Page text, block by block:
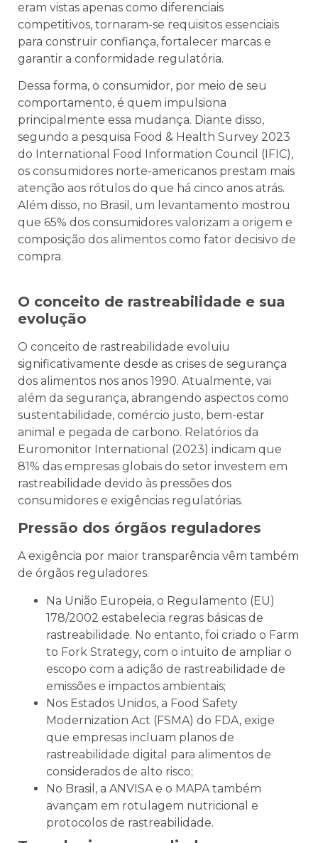
eram vistas apenas como diferenciais
competitivos, tornaram-se requisitos essenciais
para construir confiança, fortalecer marcas e
garantir a conformidade regulatória.
Dessa forma, o consumidor, por meio de seu
comportamento, é quem impulsiona
principalmente essa mudança. Diante disso,
segundo a pesquisa Food & Health Survey 2023
do International Food Information Council (IFIC),
os consumidores norte-americanos prestam mais
atenção aos rótulos do que há cinco anos atrás.
Além disso, no Brasil, um levantamento mostrou
que 65% dos consumidores valorizam a origem e
composição dos alimentos como fator decisivo de
compra.
O conceito de rastreabilidade e sua
evolução
O conceito de rastreabilidade evoluiu
significativamente desde as crises de segurança
dos alimentos nos anos 1990. Atualmente, vai
além da segurança, abrangendo aspectos como
sustentabilidade, comércio justo, bem-estar
animal e pegada de carbono. Relatórios da
Euromonitor International (2023) indicam que
81% das empresas globais do setor investem em
rastreabilidade devido às pressões dos
consumidores e exigências regulatórias.
Pressão dos órgãos reguladores
A exigência por maior transparência vêm também
de órgãos reguladores.
Na União Europeia, o Regulamento (EU)
178/2002 estabelecia regras básicas de
rastreabilidade. No entanto, foi criado o Farm
to Fork Strategy, com o intuito de ampliar o
escopo com a adição de rastreabilidade de
emissões e impactos ambientais;
Nos Estados Unidos, a Food Safety
Modernization Act (FSMA) do FDA, exige
que empresas incluam planos de
rastreabilidade digital para alimentos de
considerados de alto risco;
No Brasil, a ANVISA e o MAPA também
avançam em rotulagem nutricional e
protocolos de rastreabilidade.